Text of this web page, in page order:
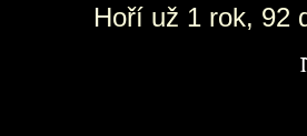
Hoří už 1 rok, 92